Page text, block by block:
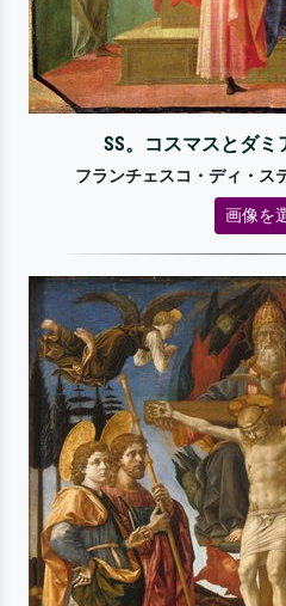
SS。コスマスとダ
フランチェスコ・ディ・ス
画像を